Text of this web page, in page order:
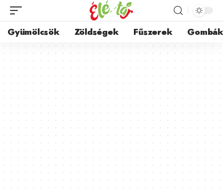
Gyümölcsök Zöldségek Fűszerek Gombák